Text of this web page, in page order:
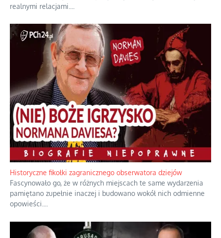
Rozważania o rodzinie przy zielonej herbacie
Rodzina to zbiór jednostek połączonych trwałymi, naturalnymi,
realnymi relacjami....